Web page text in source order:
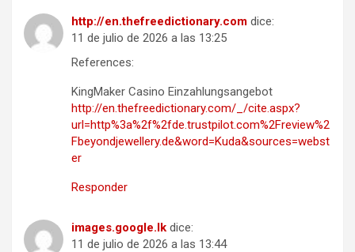
http://en.thefreedictionary.com dice:
11 de julio de 2026 a las 13:25
References:
KingMaker Casino Einzahlungsangebot
http://en.thefreedictionary.com/_/cite.aspx?
url=http%3a%2f%2fde.trustpilot.com%2Freview%2
Fbeyondjewellery.de&word=Kuda&sources=webst
er
Responder
images.google.lk dice:
11 de julio de 2026 a las 13:44